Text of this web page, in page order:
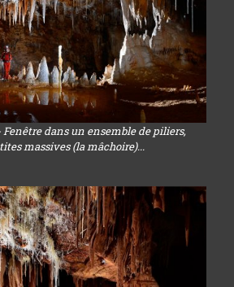
Fenêtre dans un ensemble de piliers,
massives (la mâchoire)...